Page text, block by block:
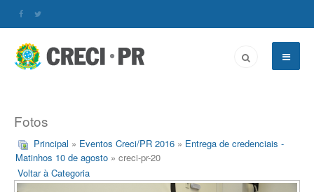
Fotos
Principal » Eventos Creci/PR 2016 » Entrega de credenciais -
Matinhos 10 de agosto » creci-pr-20
Voltar à Categoria